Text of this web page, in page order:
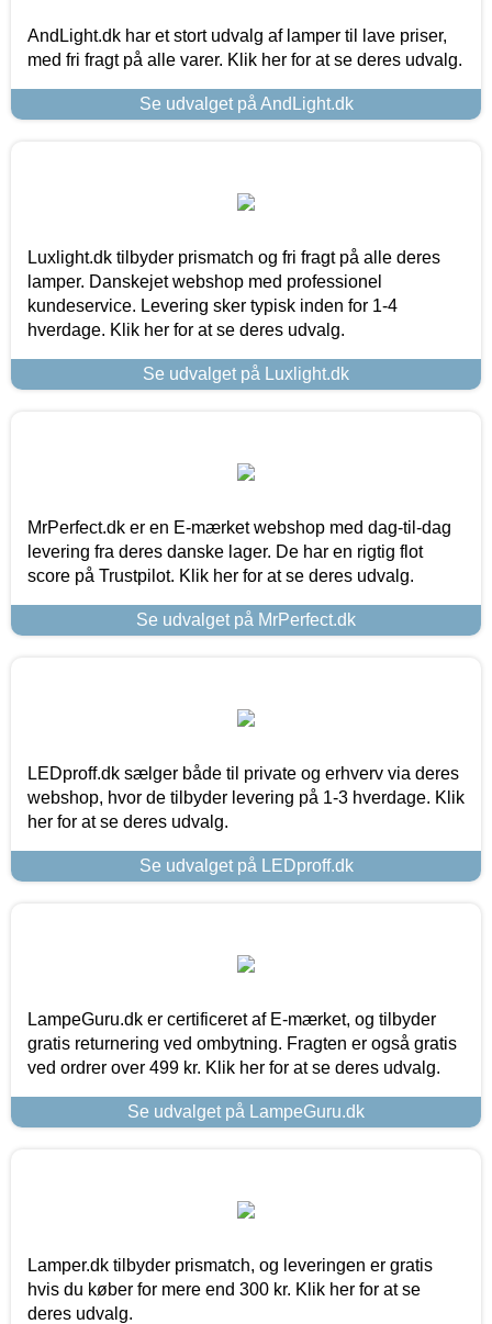
AndLight.dk har et stort udvalg af lamper til lave priser,
med fri fragt på alle varer. Klik her for at se deres udvalg.
Se udvalget på AndLight.dk
Luxlight.dk tilbyder prismatch og fri fragt på alle deres
lamper. Danskejet webshop med professionel
kundeservice. Levering sker typisk inden for 1-4
hverdage. Klik her for at se deres udvalg.
Se udvalget på Luxlight.dk
MrPerfect.dk er en E-mærket webshop med dag-til-dag
levering fra deres danske lager. De har en rigtig flot
score på Trustpilot. Klik her for at se deres udvalg.
Se udvalget på MrPerfect.dk
LEDproff.dk sælger både til private og erhverv via deres
webshop, hvor de tilbyder levering på 1-3 hverdage. Klik
her for at se deres udvalg.
Se udvalget på LEDproff.dk
LampeGuru.dk er certificeret af E-mærket, og tilbyder
gratis returnering ved ombytning. Fragten er også gratis
ved ordrer over 499 kr. Klik her for at se deres udvalg.
Se udvalget på LampeGuru.dk
Lamper.dk tilbyder prismatch, og leveringen er gratis
hvis du køber for mere end 300 kr. Klik her for at se
deres udvalg.